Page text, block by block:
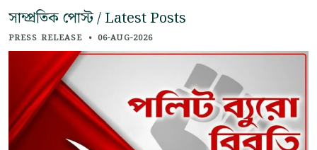
সাম্প্রতিক পোস্ট / Latest Posts
PRESS RELEASE • 06-AUG-2026